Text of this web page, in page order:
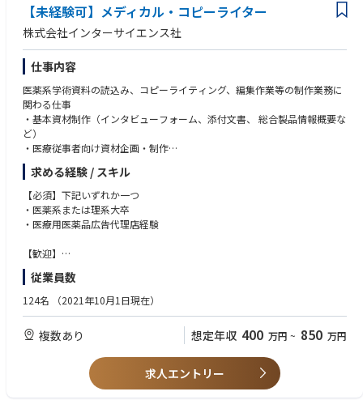
【未経験可】メディカル・コピーライター
株式会社インターサイエンス社
仕事内容
医薬系学術資料の読込み、コピーライティング、編集作業等の制作業務に
関わる仕事
・基本資材制作（インタビューフォーム、添付文書、 総合製品情報概要な
ど）
・医療従事者向け資材企画・制作
・患者向け疾患啓発資材企画・制作
・MR向け研修資材制作
・記事体広告企画・制作
・学会取材および記録集制作
求める経験 / スキル
【必須】下記いずれか一つ
・医薬系または理系大卒
・医療用医薬品広告代理店経験
【歓迎】
・医薬品情報誌のコピーライターのご経験がある方
・学術/マーケティング/MR経験のある方
・薬剤師資格をお持ちの方
※ご応募時、写真付き履歴書、職務経歴書、志望動機の三点をご提出くだ
従業員数
124名 （2021年10月1日現在）
複数あり 想定年収 400 万円 ~ 850 万円
求人エントリー